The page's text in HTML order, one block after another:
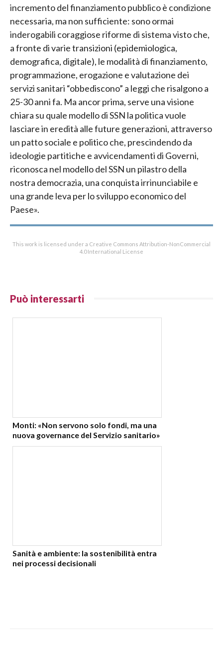
incremento del finanziamento pubblico è condizione
necessaria, ma non sufficiente: sono ormai
inderogabili coraggiose riforme di sistema visto che,
a fronte di varie transizioni (epidemiologica,
demografica, digitale), le modalità di finanziamento,
programmazione, erogazione e valutazione dei
servizi sanitari “obbediscono” a leggi che risalgono a
25-30 anni fa. Ma ancor prima, serve una visione
chiara su quale modello di SSN la politica vuole
lasciare in eredità alle future generazioni, attraverso
un patto sociale e politico che, prescindendo da
ideologie partitiche e avvicendamenti di Governi,
riconosca nel modello del SSN un pilastro della
nostra democrazia, una conquista irrinunciabile e
una grande leva per lo sviluppo economico del
Paese».
This work is licensed under a Creative Commons Attribution-NonCommercial
4.0 International License
Può interessarti
Monti: «Non servono solo fondi, ma una
nuova governance del Servizio sanitario»
Sanità e ambiente: la sostenibilità entra
nei processi decisionali